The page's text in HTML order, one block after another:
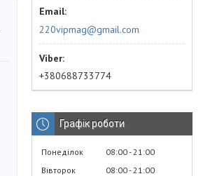
220vipmag@gmail.com
+380688733774
Графік роботи
Понеділок 08:00 21:00
Вівторок
08:00 21:00